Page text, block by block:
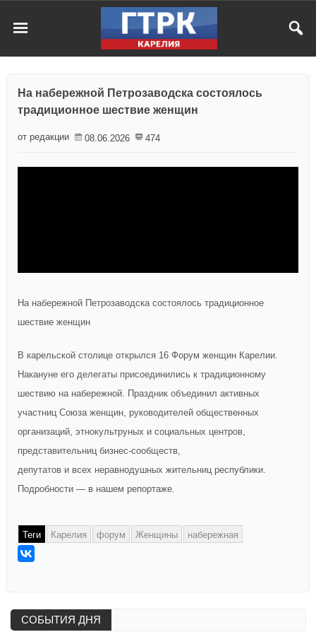
На набережной Петрозаводска состоялось
традиционное шествие женщин
от редакции 08.06.2026 474
На набережной Петрозаводска состоялось традиционное
шествие женщин
В карельской столице открылся 16 Форум женщин Карелии.
Накануне его делегаты присоединились к традиционному
шествию на набережной. Праздник объединил активных
участниц Союза женщин, руководителей общественных
организаций, этнокультруных и социальных центров,
представительниц бизнес-сообществ,
депутатов и всех неравнодушных жительниц республики.
Подробности — в нашем репортаже.
Теги Карелия форум Женщины набережная
СОБЫТИЯ ДНЯ